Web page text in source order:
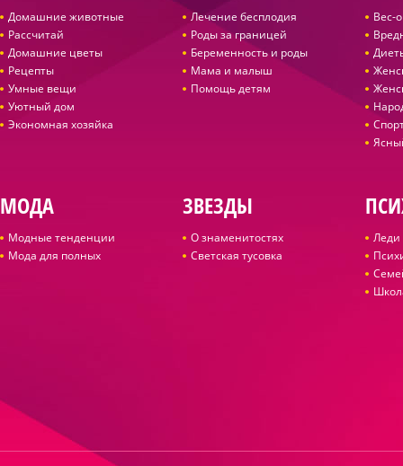
Домашние животные
Рассчитай
Домашние цветы
Рецепты
Умные вещи
Уютный дом
Экономная хозяйка
Лечение бесплодия
Роды за границей
Беременность и роды
Мама и малыш
Помощь детям
Вес-
МОДА
Модные тенденции
Мода для полных
ЗВЕЗДЫ
О знаменитостях
Светская тусовка
Леди